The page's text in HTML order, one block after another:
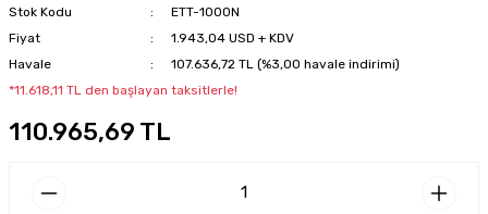
Stok Kodu
ETT-1000N
Fiyat
1.943,04 USD + KDV
Havale
107.636,72 TL (%3,00 havale indirimi)
*11.618,11 TL den başlayan taksitlerle!
110.965,69 TL